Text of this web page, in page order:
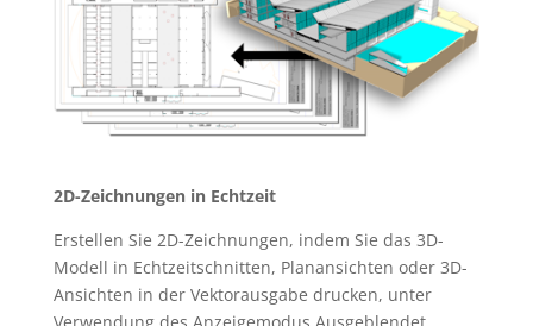
2D-Zeichnungen in Echtzeit
Erstellen Sie 2D-Zeichnungen, indem Sie das 3D-
Modell in Echtzeitschnitten, Planansichten oder 3D-
Ansichten in der Vektorausgabe drucken, unter